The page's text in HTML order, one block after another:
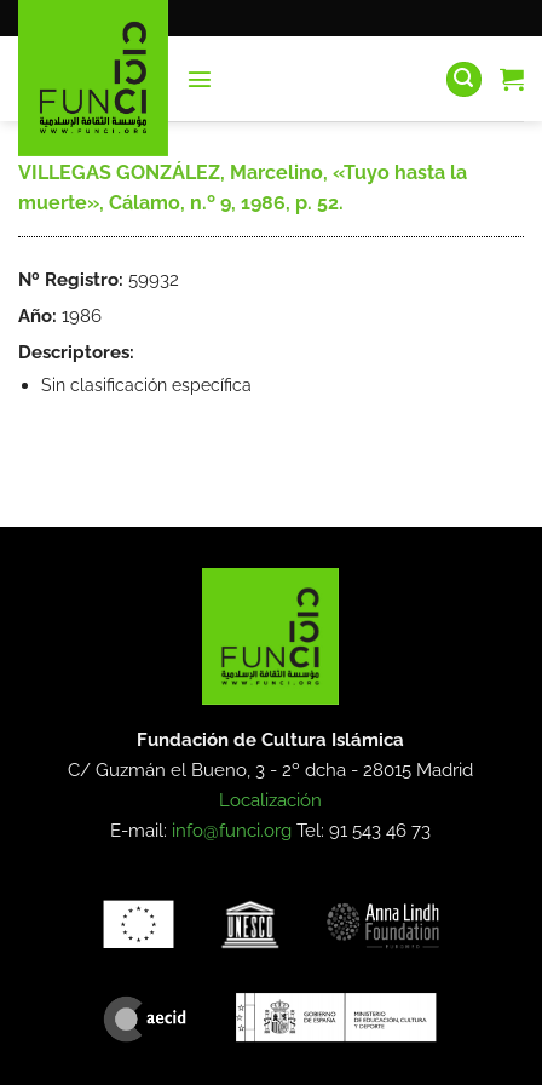
al
VILLEGAS GONZÁLEZ, Marcelino, «Tuyo hasta la
muerte», Cálamo, n.º 9, 1986, p. 52.
Nº Registro: 59932
Año: 1986
Descriptores:
Sin clasificación específica
Fundación de Cultura Islámica
C/ Guzmán el Bueno, 3 - 2º dcha -28015 Madrid
Localización
E-mail: info@funci.org Tel: 91 543 46 73